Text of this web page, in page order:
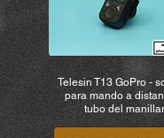
Telesin T13 GoPro -
para mando a
tubo del manillar